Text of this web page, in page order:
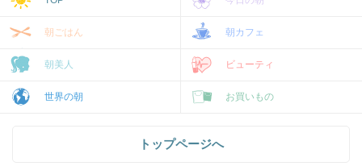
朝ごはん 朝カフェ
朝美人 ビューティ
世界の朝 お買いもの
トップページへ